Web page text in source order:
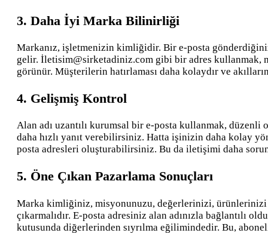
3. Daha İyi Marka Bilinirliği
Markanız, işletmenizin kimliğidir. Bir e-posta
gelir. İletisim@sirketadiniz.com gibi bir adres kullanmak,
görünür. Müşterilerin hatırlaması daha kolaydır ve
4. Gelişmiş Kontrol
Alan adı uzantılı kurumsal bir e-posta kullanmak,
daha hızlı yanıt verebilirsiniz. Hatta işinizin daha kolay
posta adresleri oluşturabilirsiniz. Bu da iletişimi daha
5. Öne Çıkan Pazarlama Sonuçları
Marka kimliğiniz, misyonunuzu, değerlerinizi, ürünlerinizi
çıkarmalıdır. E-posta adresiniz alan adınızla bağlantılı
kutusunda diğerlerinden sıyrılma eğilimindedir. Bu,